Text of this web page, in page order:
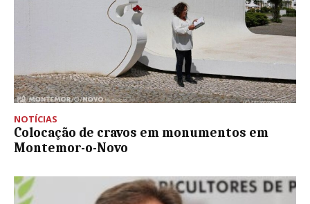
NOTÍCIAS
Colocação de cravos em monumentos em
Montemor-o-Novo